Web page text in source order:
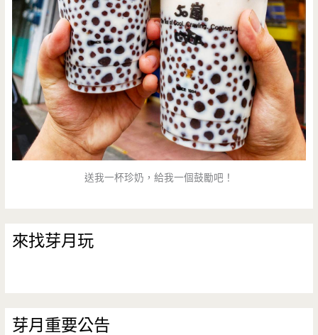
送我一杯珍奶，給我一個鼓勵吧！
來找芽月玩
芽月重要公告